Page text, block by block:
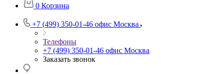
0 Корзина
+7 (499) 350-01-46 офис Москва
Телефоны
+7 (499) 350-01-46 офис Москва
Заказать звонок